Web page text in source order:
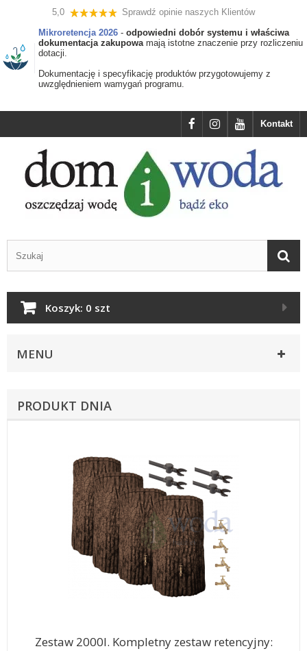
5,0
Sprawdź opinie naszych Klientów
Mikroretencja 2026 - odpowiedni dobór systemu i właściwa
dokumentacja zakupowamają istotne znaczenie przy rozliczeniu
dotacji.
Dokumentację i specyfikację produktów przygotowujemy z
uwzględnieniem wamygań programu.
Kontakt
Koszyk: 0 szt
MENU
PRODUKT DNIA
Zestaw 2000l. Kompletny zestaw retencyjny: